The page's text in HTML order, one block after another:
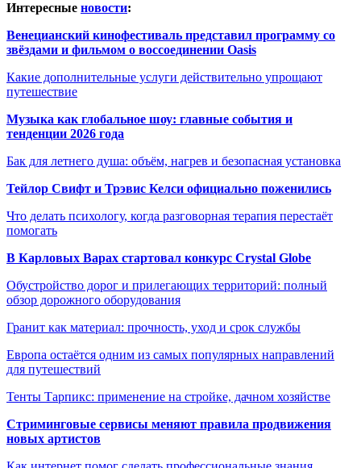
Интересные новости:
Венецианский кинофестиваль представил программу со
звёздами и фильмом о воссоединении Oasis
Какие дополнительные услуги действительно упрощают
путешествие
Музыка как глобальное шоу: главные события и
тенденции 2026 года
Бак для летнего душа: объём, нагрев и безопасная установка
Тейлор Свифт и Трэвис Келси официально поженились
Что делать психологу, когда разговорная терапия перестаёт
помогать
В Карловых Варах стартовал конкурс Crystal Globe
Обустройство дорог и прилегающих территорий: полный
обзор дорожного оборудования
Гранит как материал: прочность, уход и срок службы
Европа остаётся одним из самых популярных направлений
для путешествий
Тенты Тарпикс: применение на стройке, дачном хозяйстве
Стриминговые сервисы меняют правила продвижения
новых артистов